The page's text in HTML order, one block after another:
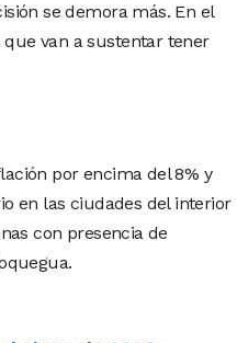
se demora más. En el
van a sustentar tener
por encima del 8% y
en las ciudades del interior
con presencia de